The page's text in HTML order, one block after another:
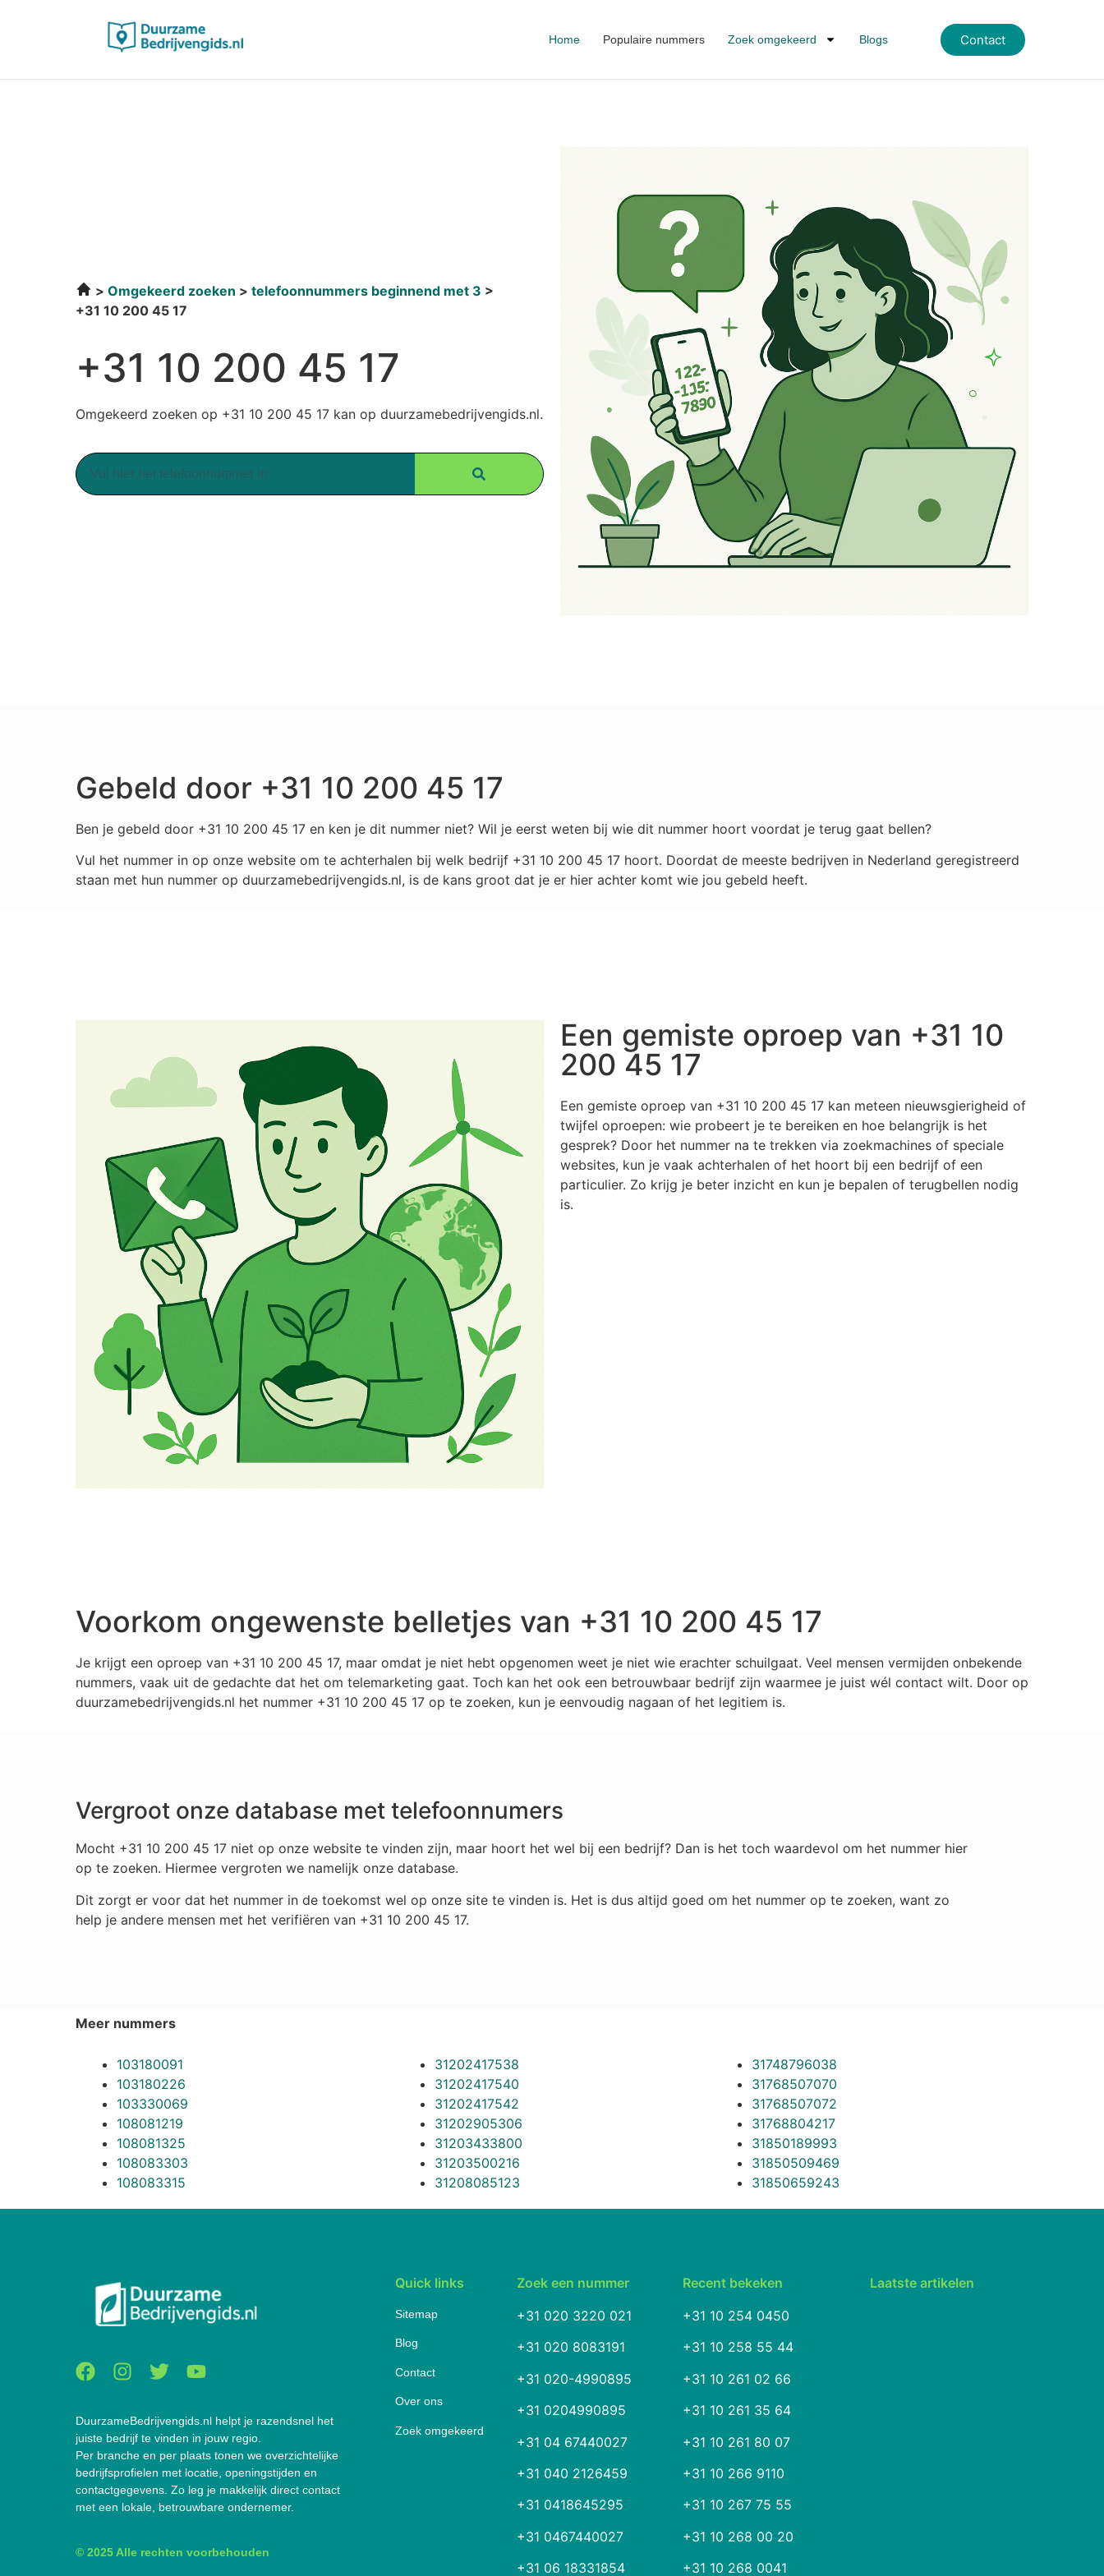
Home Populaire nummers Zoek omgekeerd Blogs Contact
Omgekeerd zoeken
telefoonnummers beginnend met 3
+31 10 200 45 17
+31 10 200 45 17
Omgekeerd zoeken op +31 10 200 45 17 kan op duurzamebedrijvengids.nl.
Gebeld door +31 10 200 45 17
Ben je gebeld door +31 10 200 45 17 en ken je dit nummer niet? Wil je eerst weten bij wie dit nummer hoort voordat je terug gaat bellen?
Vul het nummer in op onze website om te achterhalen bij welk bedrijf +31 10 200 45 17 hoort. Doordat de meeste bedrijven in Nederland geregistreerd
staan met hun nummer op duurzamebedrijvengids.nl, is de kans groot dat je er hier achter komt wie jou gebeld heeft.
Een gemiste oproep van +31 10
200 45 17
Een gemiste oproep van +31 10 200 45 17 kan meteen nieuwsgierigheid of
twijfel oproepen: wie probeert je te bereiken en hoe belangrijk is het
gesprek? Door het nummer na te trekken via zoekmachines of speciale
websites, kun je vaak achterhalen of het hoort bij een bedrijf of een
particulier. Zo krijg je beter inzicht en kun je bepalen of terugbellen nodig
is.
Voorkom ongewenste belletjes van +31 10 200 45 17
Je krijgt een oproep van +31 10 200 45 17, maar omdat je niet hebt opgenomen weet je niet wie erachter schuilgaat. Veel mensen vermijden onbekende
nummers, vaak uit de gedachte dat het om telemarketing gaat. Toch kan het ook een betrouwbaar bedrijf zijn waarmee je juist wél contact wilt. Door op
duurzamebedrijvengids.nl het nummer +31 10 200 45 17 op te zoeken, kun je eenvoudig nagaan of het legitiem is.
Vergroot onze database met telefoonnumers
Mocht +31 10 200 45 17 niet op onze website te vinden zijn, maar hoort het wel bij een bedrijf? Dan is het toch waardevol om het nummer hier
op te zoeken. Hiermee vergroten we namelijk onze database.
Dit zorgt er voor dat het nummer in de toekomst wel op onze site te vinden is. Het is dus altijd goed om het nummer op te zoeken, want zo
help je andere mensen met het verifiëren van +31 10 200 45 17.
Meer nummers
103180091
103180226
103330069
108081219
108081325
108083303
108083315
31202417538
31202417540
31202417542
31202905306
31203433800
31203500216
31208085123
31748796038
31768507070
31768507072
31768804217
31850189993
31850509469
31850659243
DuurzameBedrijvengids.nl helpt je razendsnel het
juiste bedrijf te vinden in jouw regio.
Per branche en per plaats tonen we overzichtelijke
bedrijfsprofielen met locatie, openingstijden en
contactgegevens. Zo leg je makkelijk direct contact
met een lokale, betrouwbare ondernemer.
© 2025 Alle rechten voorbehouden
Quick links
Sitemap
Blog
Contact
Over ons
Zoek omgekeerd
Zoek een nummer
+31 020 3220 021
+31 020 8083191
+31 020-4990895
+31 0204990895
+31 04 67440027
+31 040 2126459
+31 0418645295
+31 0467440027
+31 06 18331854
Recent bekeken
+31 10 254 0450
+31 10 258 55 44
+31 10 261 02 66
+31 10 261 35 64
+31 10 261 80 07
+31 10 266 9110
+31 10 267 75 55
+31 10 268 00 20
+31 10 268 0041
Laatste artikelen